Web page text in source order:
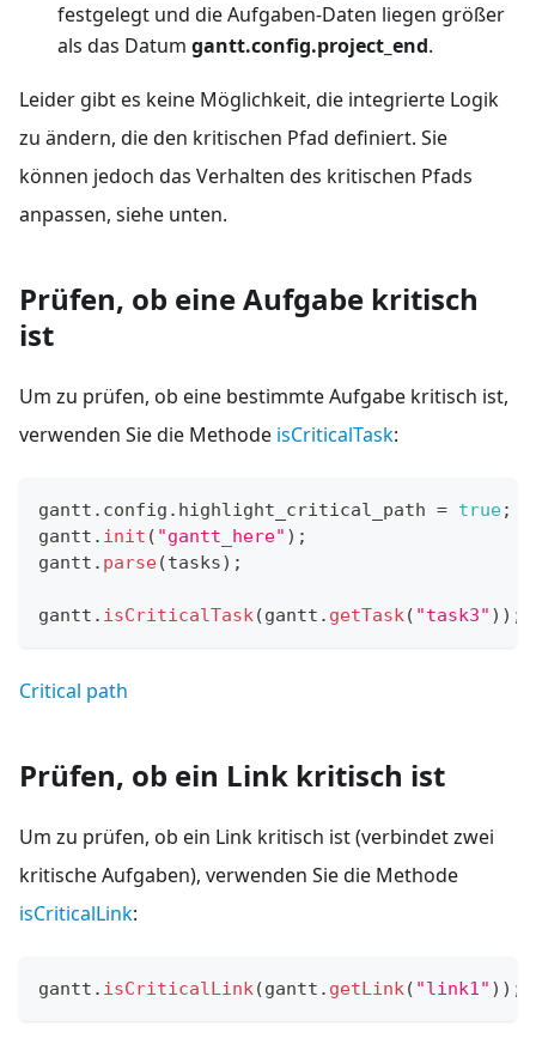
festgelegt und die Aufgaben-Daten liegen größer
als das Datum gantt.config.project_end.
Leider gibt es keine Möglichkeit, die integrierte Logik
zu ändern, die den kritischen Pfad definiert. Sie
können jedoch das Verhalten des kritischen Pfads
anpassen, siehe unten.
Prüfen, ob eine Aufgabe kritisch
ist
Um zu prüfen, ob eine bestimmte Aufgabe kritisch ist,
verwenden Sie die Methode isCriticalTask:
gantt . config . highlight_critical_path = true;
gantt . init ( "gantt_here" ) ;
gantt . parse(tasks) ;
gantt . isCriticalTask(gantt . getTask( "task3" ) ) ;
Critical path
Prüfen, ob ein Link kritisch ist
Um zu prüfen, ob ein Link kritisch ist (verbindet zwei
kritische Aufgaben), verwenden Sie die Methode
isCriticalLink:
gantt . isCriticalLink(gantt . getLink( "link1" ) ) ;